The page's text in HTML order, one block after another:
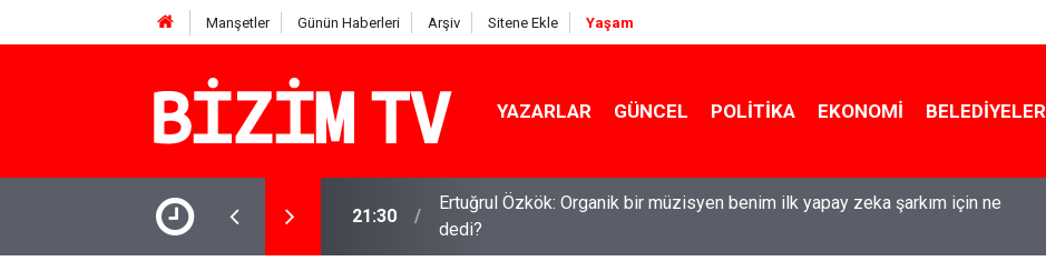
Manşetler Günün Haberleri Arşiv Sitene Ekle Yaşam
YAZARLAR GÜNCEL POLITIKA EKONOMI BELEDIYELER
Gram, çeyrek ve Cumhuriyet altını
21:30
Ertuğrul Özkök: Organik bir müzisyen benim ilk yapay zeka şarkım için ne
dedi?